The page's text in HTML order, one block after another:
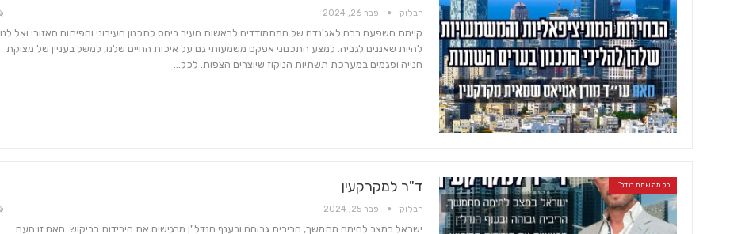
הבלוק פבר 26, 2024
קיימת השפעה רבה לאג'נדה של המתמודדים לראשות העיר ביחס לתכנון העירוני והפיתוח האזורי ואל לנו
להיות שאננים לגביה. למצע התכנוני אפקט משמעותי גם על איכות החיים שלנו, למשל בעניין של מצוקת
חנייה ופגמים במערכת תשתיות הניקוז שיוצרים הצפות. לכל…
כל מה שחם בנדל"ן ד"ר למקרקעין
הבלוק פבר 25, 2024
ישראל במצב לחימה מתמשך, הריבית גבוהה ובענף הנדל"ן מרגישים את הירידות בביקוש. האם זו העת